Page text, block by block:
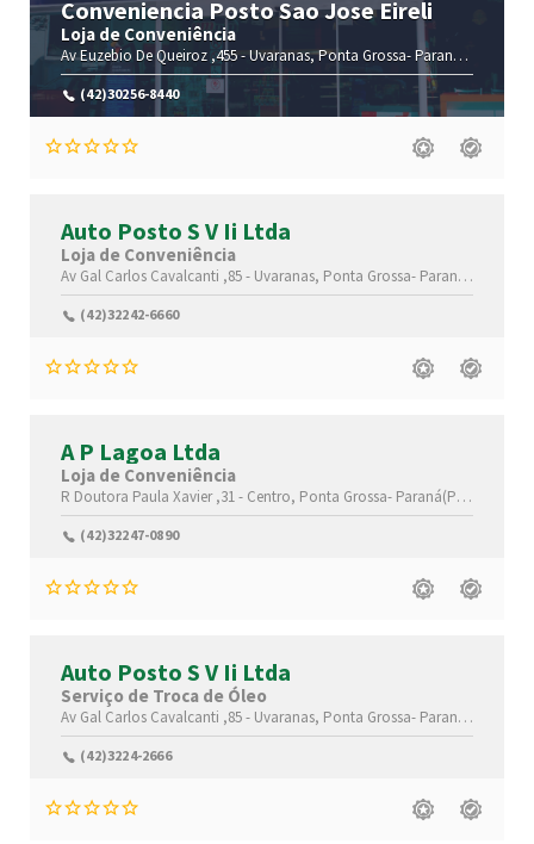
Conveniencia Posto Sao Jose Eireli
Loja de Conveniência
Av Euzebio De Queiroz ,455 -Uvaranas,Ponta Grossa-Paraná(PR)
(42)30256-8440
Auto Posto S V Ii Ltda
Loja de Conveniência
Av Gal Carlos Cavalcanti ,85 - Uvaranas, Ponta Grossa- Paraná(PR)
(42)32242-6660
A P Lagoa Ltda
Loja de Conveniência
R Doutora Paula Xavier ,31 - Centro, Ponta Grossa- Paraná(PR)
(42)32247-0890
Auto Posto S V Ii Ltda
Serviço de Troca de Óleo
Av Gal Carlos Cavalcanti ,85 - Uvaranas, Ponta Grossa- Paraná(PR)
(42)3224-2666